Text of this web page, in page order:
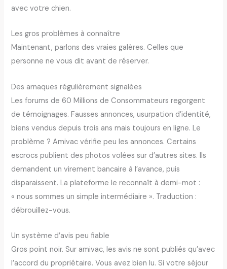
avec votre chien.
Les gros problèmes à connaître
Maintenant, parlons des vraies galères. Celles que
personne ne vous dit avant de réserver.
Des arnaques régulièrement signalées
Les forums de 60 Millions de Consommateurs regorgent
de témoignages. Fausses annonces, usurpation d’identité,
biens vendus depuis trois ans mais toujours en ligne. Le
problème ? Amivac vérifie peu les annonces. Certains
escrocs publient des photos volées sur d’autres sites. Ils
demandent un virement bancaire à l’avance, puis
disparaissent. La plateforme le reconnaît à demi-mot :
« nous sommes un simple intermédiaire ». Traduction :
débrouillez-vous.
Un système d’avis peu fiable
Gros point noir. Sur amivac, les avis ne sont publiés qu’avec
l’accord du propriétaire. Vous avez bien lu. Si votre séjour